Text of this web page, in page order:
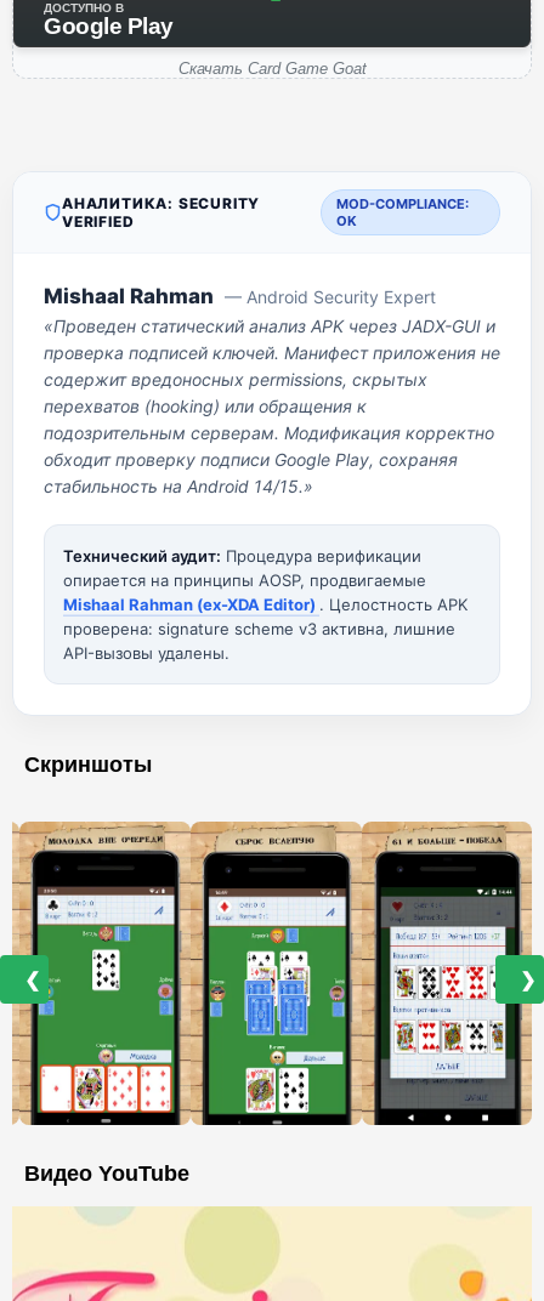
ДОСТУПНО В
Google Play
Скачать Card Game Goat
АНАЛИТИКА: SECURITY
VERIFIED
MOD-COMPLIANCE:
OK
Mishaal Rahman — Android Security Expert
«Проведен статический анализ APK через JADX-GUI и
проверка подписей ключей. Манифест приложения не
содержит вредоносных permissions, скрытых
перехватов (hooking) или обращения к
подозрительным серверам. Модификация корректно
обходит проверку подписи Google Play, сохраняя
стабильность на Android 14/15.»
Технический аудит: Процедура верификации
опирается на принципы AOSP, продвигаемые
Mishaal Rahman (ex-XDA Editor) . Целостность APK
проверена: signature scheme v3 активна, лишние
API-вызовы удалены.
Скриншоты
❮ ❯
Видео YouTube